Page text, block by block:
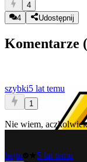
4
4
Udostępnij
Komentarze (
szybki5 lat temu
1
Nie wiem,
hejto 5 lat temu